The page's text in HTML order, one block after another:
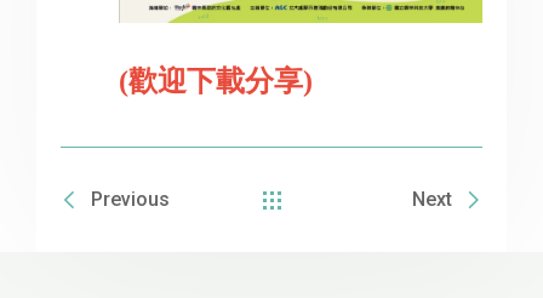
(歡迎下載分享)
Previous Next